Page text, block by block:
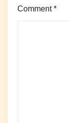
Comment*